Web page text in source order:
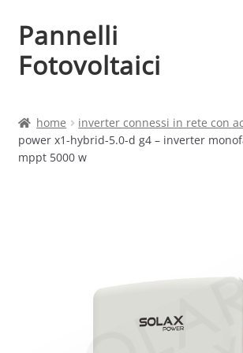
Vai
alla
navigazione
Vai
al
contenuto
Pannelli
Fotovoltaici
Cart
home inverter connessi in rete con
power x1-hybrid-5.0-d g4 – inverter
mppt 5000 w